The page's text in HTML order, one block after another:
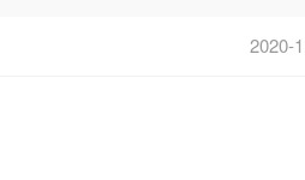
2020-